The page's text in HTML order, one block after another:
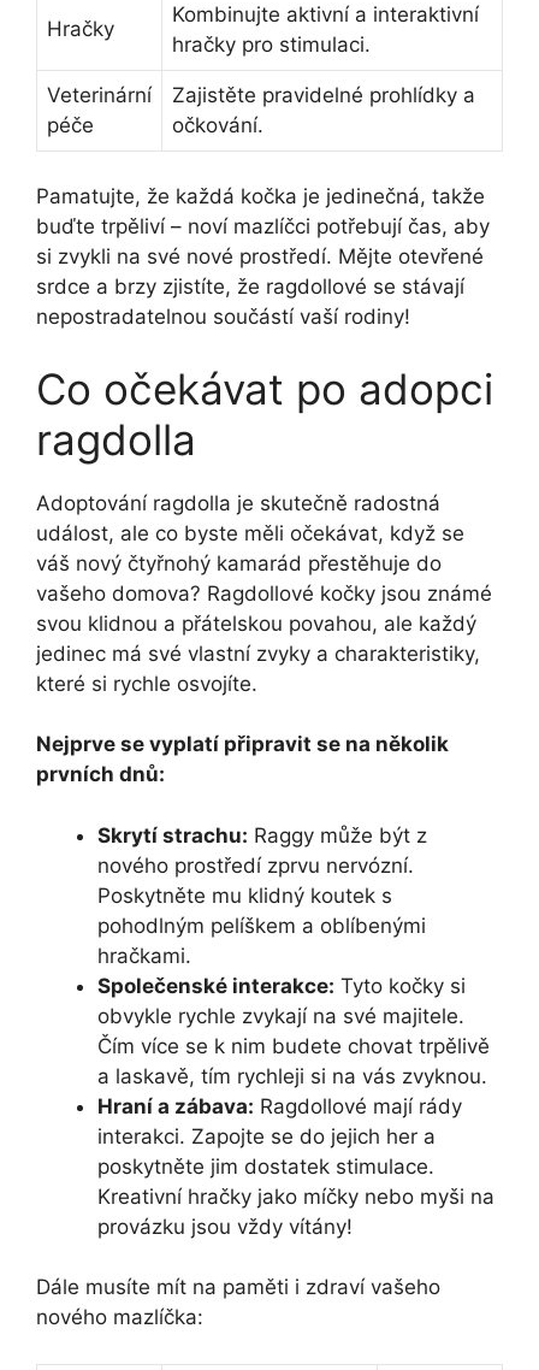
Hračky
Kombinujte aktivní a interaktivní
hračky pro stimulaci.
Veterinární
péče
Zajistěte pravidelné prohlídky a
očkování.
Pamatujte, že každá kočka je jedinečná, takže
buďte trpěliví – noví mazlíčci potřebují čas, aby
si zvykli na své nové prostředí. Mějte otevřené
srdce a brzy zjistíte, že ragdollové se stávají
nepostradatelnou součástí vaší rodiny!
Co očekávat po adopci
ragdolla
Adoptování ragdolla je skutečně radostná
událost, ale co byste měli očekávat, když se
váš nový čtyřnohý kamarád přestěhuje do
vašeho domova? Ragdollové kočky jsou známé
svou klidnou a přátelskou povahou, ale každý
jedinec má své vlastní zvyky a charakteristiky,
které si rychle osvojíte.
Nejprve se vyplatí připravit se na několik
prvních dnů:
Skrytí strachu: Raggy může být z
nového prostředí zprvu nervózní.
Poskytněte mu klidný koutek s
pohodlným pelíškem a oblíbenými
hračkami.
Společenské interakce: Tyto kočky si
obvykle rychle zvykají na své majitele.
Čím více se k nim budete chovat trpělivě
a laskavě, tím rychleji si na vás zvyknou.
Hraní a zábava: Ragdollové mají rády
interakci. Zapojte se do jejich her a
poskytněte jim dostatek stimulace.
Kreativní hračky jako míčky nebo myši na
provázku jsou vždy vítány!
Dále musíte mít na paměti i zdraví vašeho
nového mazlíčka: